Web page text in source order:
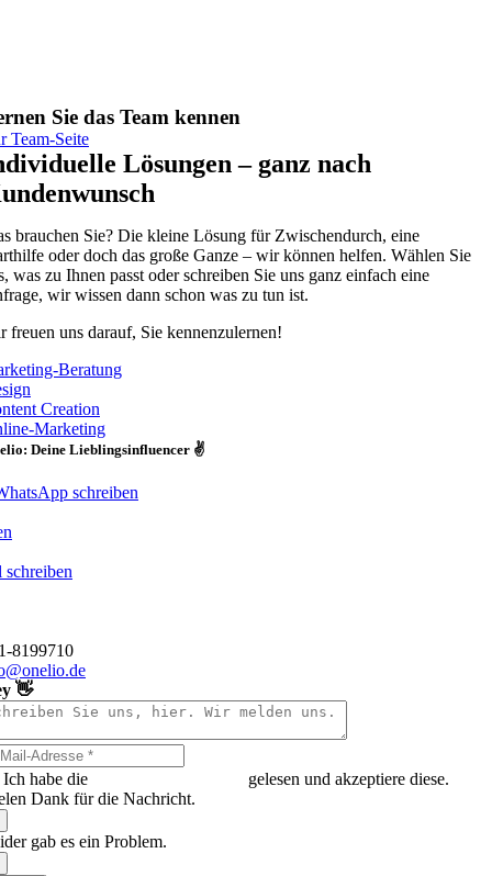
Sie das Team kennen
Team-Seite
Lösungen – ganz nach
brauchen Sie? Die kleine Lösung für Zwischendurch, eine
oder doch das große Ganze – wir können helfen. Wählen Sie
was zu Ihnen passt oder schreiben Sie uns ganz einfach eine
wir wissen dann schon was zu tun ist.
freuen uns darauf, Sie kennenzulernen!
Beratung
Creation
Marketing
Deine Lieblingsinfluencer ✌️
schreiben
8199710
👋
Ich habe die
gelesen und akzeptiere diese.
Dank für die Nachricht.
gab es ein Problem.